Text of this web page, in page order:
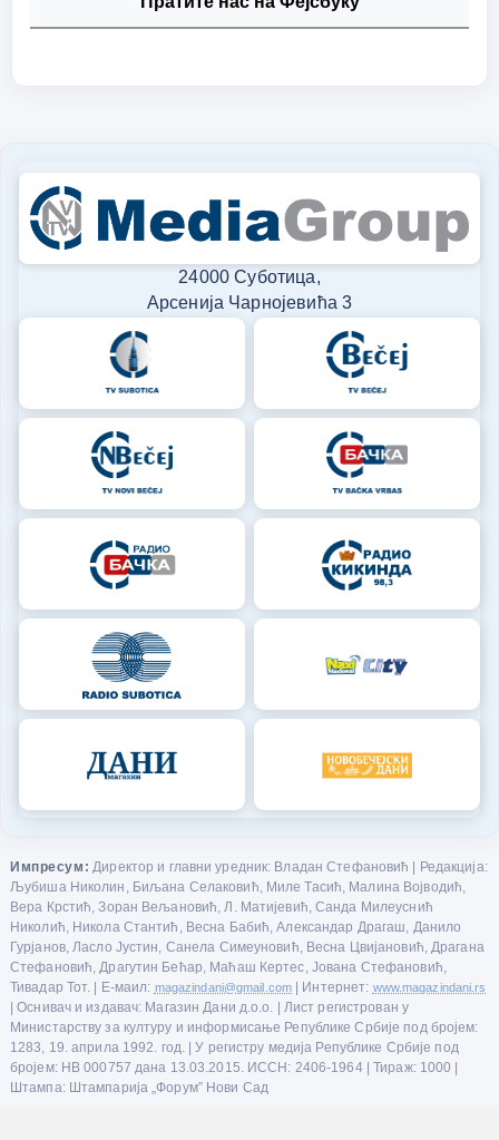
24000 Суботица,
Арсенија Чарнојевића 3
Импресум: Директор и главни уредник: Владан Стефановић | Редакција:
Љубиша Николин, Биљана Селаковић, Миле Тасић, Малина Војводић,
Вера Крстић, Зоран Вељановић, Л. Матијевић, Санда Милеуснић
Николић, Никола Стантић, Весна Бабић, Александар Драгаш, Данило
Гурјанов, Ласло Јустин, Санела Симеуновић, Весна Цвијановић, Драгана
Стефановић, Драгутин Бећар, Маћаш Кертес, Јована Стефановић,
Тивадар Тот. | Е-маил: magazindani@gmail.com | Интернет: www.magazindani.rs
| Оснивач и издавач: Магазин Дани д.о.о. | Лист регистрован у
Министарству за културу и информисање Републике Србије под бројем:
1283, 19. априла 1992. год. | У регистру медија Републике Србије под
бројем: НВ 000757 дана 13.03.2015. ИССН: 2406-1964 | Тираж: 1000 |
Штампа: Штампарија „Форум” Нови Сад